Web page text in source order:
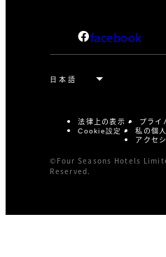
facebook
法律上の表示 プライ
Cookie設定
私の個
アクセ
©Four Seasons Hotels
Reserved.